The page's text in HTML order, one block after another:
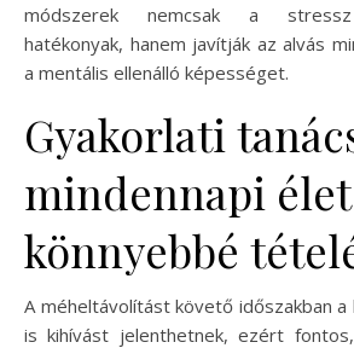
módszerek nemcsak a stressz
hatékonyak, hanem javítják az alvás
a mentális ellenálló képességet.
Gyakorlati
mindennapi élet
könnyebbé
A méheltávolítást követő időszakban
is kihívást jelenthetnek, ezért